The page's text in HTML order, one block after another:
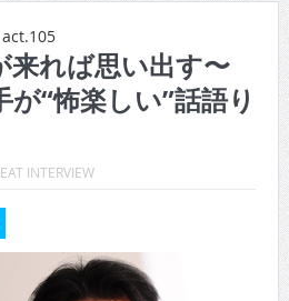
act.105
れば思い出す〜
“怖楽しい”話語り
INTERVIEW